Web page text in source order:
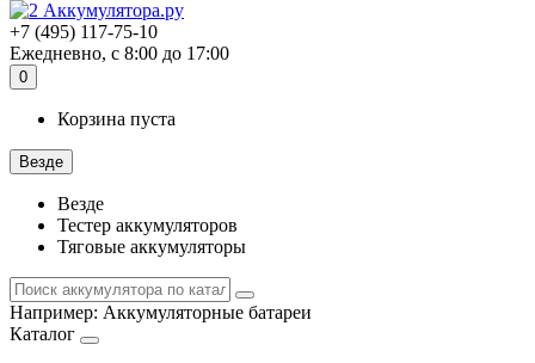
+7 (495) 117-75-10
Ежедневно, с 8:00 до 17:00
0
Корзина пуста
Везде
Везде
Тестер аккумуляторов
Тяговые аккумуляторы
Например: Аккумуляторные батареи
Каталог